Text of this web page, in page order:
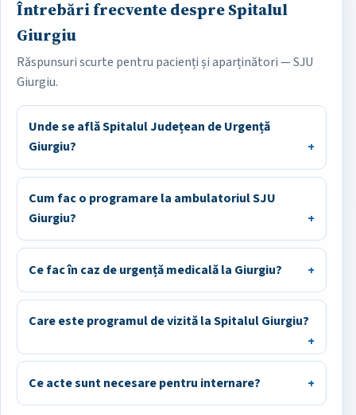
Întrebări frecvente despre Spitalul
Giurgiu
Răspunsuri scurte pentru pacienți și aparținători — SJU
Giurgiu.
Unde se află Spitalul Județean de Urgență
Giurgiu?
Cum fac o programare la ambulatoriul SJU
Giurgiu?
Ce fac în caz de urgență medicală la Giurgiu?
Care este programul de vizită la Spitalul Giurgiu?
Ce acte sunt necesare pentru internare?